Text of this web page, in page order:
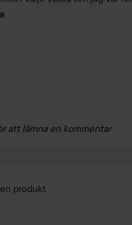
att lämna en kommentar
produkt